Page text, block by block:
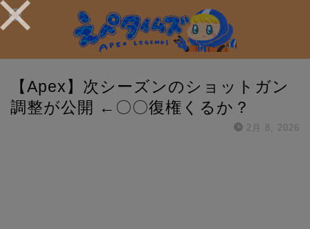
【Apex】次シーズンのショットガン
調整が公開 ←〇〇復権くるか？
2月 8, 2026